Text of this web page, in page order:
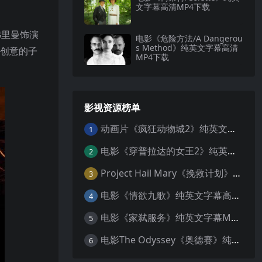
曼饰演
意的子
文字幕高清MP4下载
电影《危险方法/A Dangerou
s Method》纯英文字幕高清
MP4下载
影视资源榜单
1 动画片《疯狂动物城2》纯英文字幕MP4下载
2 电影《穿普拉达的女王2》纯英文字幕MP4下载
3 Project Hail Mary《挽救计划》纯英文字幕科幻电影MP4下载
4 电影《情欲九歌》纯英文字幕高清MP4下载
5 电影《家弑服务》纯英文字幕MP4下载
6 电影The Odyssey《奥德赛》纯英文字幕MP4下载